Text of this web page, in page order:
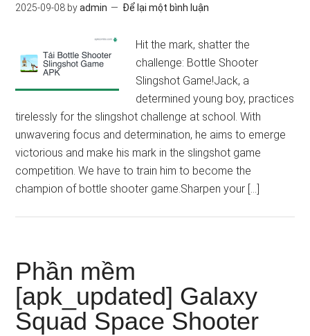
2025-09-08 byadmin Để lại một bình luận
Hit the mark, shatter the
challenge: Bottle Shooter
Slingshot Game!Jack, a
determined young boy, practices
tirelessly for the slingshot challenge at school. With
unwavering focus and determination, he aims to emerge
victorious and make his mark in the slingshot game
competition. We have to train him to become the
champion of bottle shooter game.Sharpen your […]
Phần mềm
[apk_updated] Galaxy
Squad Space Shooter